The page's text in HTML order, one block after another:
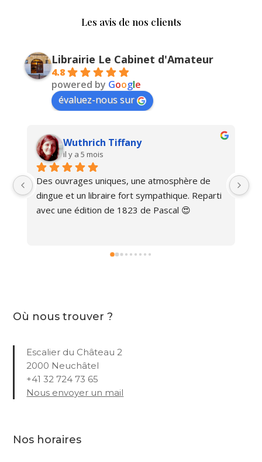
Les avis de nos clients
Librairie Le Cabinet d'Amateur
4.8
powered by Google
évaluez-nous sur
Wuthrich Tiffany
il y a 5 mois
Des ouvrages uniques, une atmosphère de
dingue et un libraire fort sympathique. Reparti
avec une édition de 1823 de Pascal 😍
Où nous trouver ?
Escalier du Château 2
2000 Neuchâtel
+41 32 724 73 65
Nous envoyer un mail
Nos horaires